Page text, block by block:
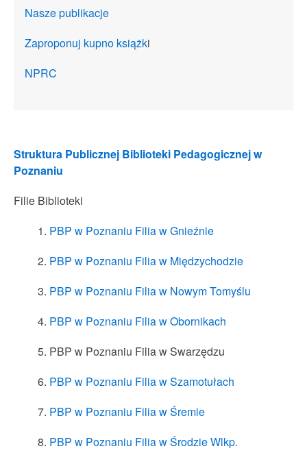
Nasze publikacje
Zaproponuj kupno książki
NPRC
Struktura Publicznej Biblioteki Pedagogicznej w
Poznaniu
Filie Biblioteki
PBP w Poznaniu Filia w Gnieźnie
PBP w Poznaniu Filia w Międzychodzie
PBP w Poznaniu Filia w Nowym Tomyślu
PBP w Poznaniu Filia w Obornikach
PBP w Poznaniu Filia w Swarzędzu
PBP w Poznaniu Filia w Szamotułach
PBP w Poznaniu Filia w Śremie
PBP w Poznaniu Filia w Środzie Wlkp.